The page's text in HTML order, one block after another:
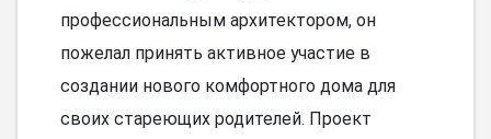
профессиональным архитектором, он
пожелал принять активное участие в
создании нового комфортного дома для
своих стареющих родителей. Проект